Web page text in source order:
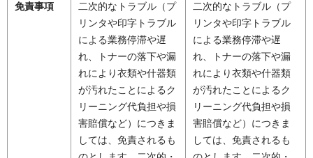
免責事項
二次的なトラブル（プ
リンタや印字トラブル
による業務停滞や遅
れ、トナーの落下や漏
れにより衣類や什器類
が汚れたことによるク
リーニング代負担や損
害賠償など）につきま
しては、免責されるも
二次的なトラブル（プ
リンタや印字トラブル
による業務停滞や遅
れ、トナーの落下や漏
れにより衣類や什器類
が汚れたことによるク
リーニング代負担や損
害賠償など）につきま
しては、免責されるも